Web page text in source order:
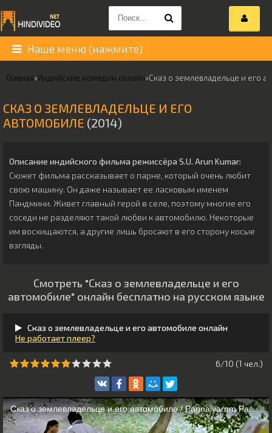
Наше меню (нажмите)
Главная»Индийские комедии онлайн»Сказ о землевладельце и его
СКАЗ О ЗЕМЛЕВЛАДЕЛЬЦЕ И ЕГО
АВТОМОБИЛЕ (2014)
Описание индийского фильма режиссёра S.U. Arun Kumar:
Сюжет фильма рассказывает о парне, который очень любит
свою машину. Он даже называет ее ласковым именем
Пандмини. Живет главный герой в селе, поэтому многие его
соседи не разделяют такой любви к автомобилю. Некоторые
им восхищаются, а другие лишь бросают в его сторону косые
взгляды.
Смотреть "Сказ о землевладельце и его
автомобиле" онлайн бесплатно на русском языке
Сказ о землевладельце и его автомобиле онлайн
Не работает плеер?
6/10 (1 чeл.)